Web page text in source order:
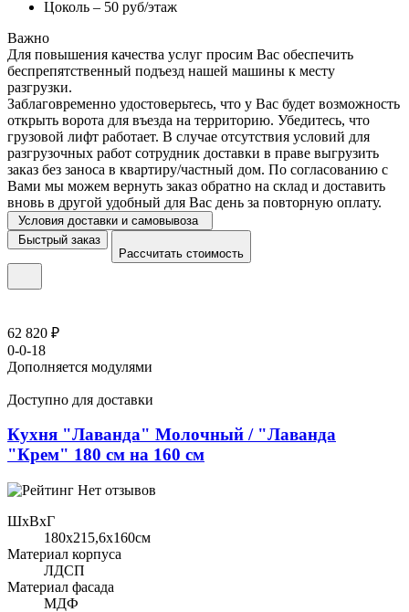
Цоколь – 50 руб/этаж
Важно
Для повышения качества услуг просим Вас обеспечить
беспрепятственный подъезд нашей машины к месту
разгрузки.
Заблаговременно удостоверьтесь, что у Вас будет возможность
открыть ворота для въезда на территорию. Убедитесь, что
грузовой лифт работает. В случае отсутствия условий для
разгрузочных работ сотрудник доставки в праве выгрузить
заказ без заноса в квартиру/частный дом. По согласованию с
Вами мы можем вернуть заказ обратно на склад и доставить
вновь в другой удобный для Вас день за повторную оплату.
Условия доставки и самовывоза
Быстрый заказ
Рассчитать стоимость
62 820 ₽
0-0-18
Дополняется модулями
Доступно для доставки
Кухня "Лаванда" Молочный / "Лаванда
"Крем" 180 см на 160 см
Нет отзывов
ШхВхГ
180x215,6х160см
Материал корпуса
ЛДСП
Материал фасада
МДФ